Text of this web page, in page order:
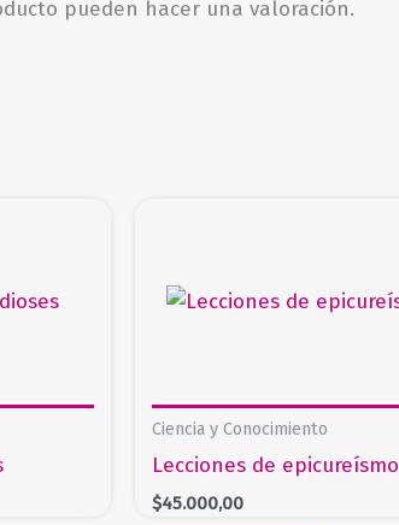
pueden hacer una valoración.
Ciencia y Conocimiento
Lecciones de epicureísmo
$45.000,00